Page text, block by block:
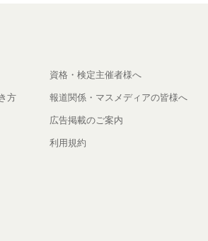
方
資格・検定主催者様へ
報道関係・マスメディアの皆様へ
広告掲載のご案内
利用規約